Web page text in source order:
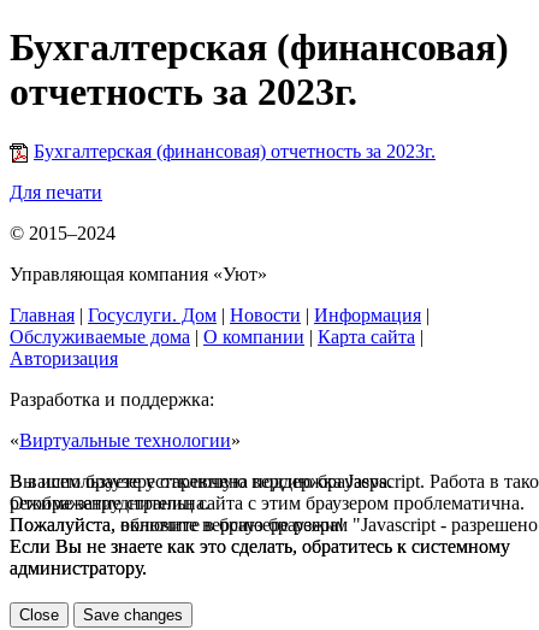
Бухгалтерская (финансовая)
отчетность за 2023г.
Бухгалтерская (финансовая) отчетность за 2023г.
Для печати
© 2015–2024
Управляющая компания «Уют»
Главная | Госуслуги. Дом | Новости | Информация |
Обслуживаемые дома | О компании | Карта сайта |
Авторизация
Разработка и поддержка:
«Виртуальные технологии»
В вашем браузере отключена поддержка Jasvscript. Работа в
режиме затруднительна.
Пожалуйста, включите в браузере режим "Javascript -
Если Вы не знаете как это сделать, обратитесь к системному
администратору.
Вы используете устаревшую версию браузера.
Отображение страниц сайта с этим браузером проблематична.
Пожалуйста, обновите версию браузера!
Если Вы не знаете как это сделать, обратитесь к системному
администратору.
Close Save changes